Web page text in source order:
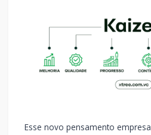
Esse novo pensamento